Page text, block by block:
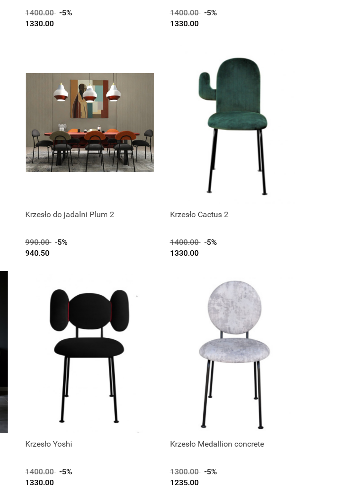
1400.00 -5%
1330.00
1400.00
-5%
1330.00
Krzesło do jadalni Plum 2
990.00 -5%
940.50
Krzesło Cactus 2
1400.00
-5%
1330.00
Krzesło Yoshi
1400.00 -5%
1330.00
Krzesło Medallion concrete
1300.00
-5%
1235.00